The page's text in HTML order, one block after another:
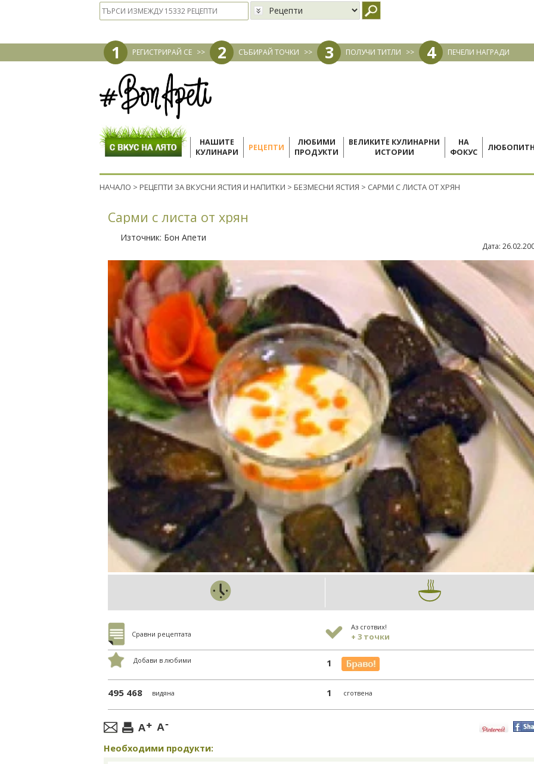
1 РЕГИСТРИРАЙ СЕ >> 2 СЪБИРАЙ ТОЧКИ >> 3 ПОЛУЧИ ТИТЛИ >> 4 ПЕЧЕЛИ НАГРАДИ
НАШИТЕ
КУЛИНАРИ
РЕЦЕПТИ
ЛЮБИМИ
ПРОДУКТИ
ВЕЛИКИТЕ КУЛИНАРНИ
ИСТОРИИ
НА
ФОКУС
НАЧАЛО > РЕЦЕПТИ ЗА ВКУСНИ ЯСТИЯ И НАПИТКИ > БЕЗМЕСНИ ЯСТИЯ > САРМИ С ЛИСТА ОТ ХРЯН
Сарми с листа от хрян
Източник: Бон Апети
Дата:
Сравни рецептата
Аз сготвих!
+ 3 точки
Добави в любими 1
495 468 видяна 1 сготвена
Необходими продукти: